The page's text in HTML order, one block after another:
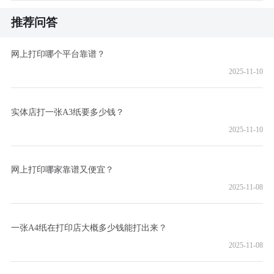
推荐问答
网上打印哪个平台靠谱？
2025-11-10
实体店打一张A3纸要多少钱？
2025-11-10
网上打印哪家靠谱又便宜？
2025-11-08
一张A4纸在打印店大概多少钱能打出来？
2025-11-08